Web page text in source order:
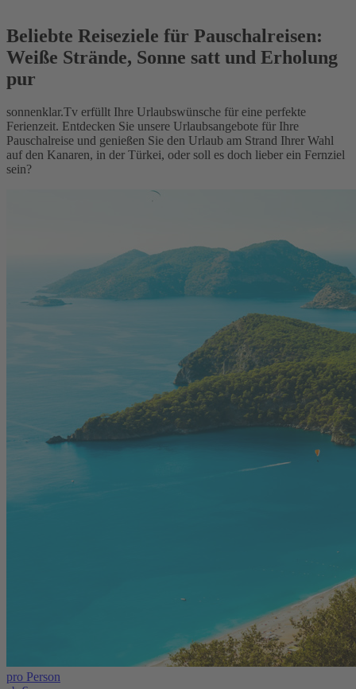
Beliebte Reiseziele für Pauschalreisen:
Weiße Strände, Sonne satt und Erholung
pur
sonnenklar.Tv erfüllt Ihre Urlaubswünsche für eine perfekte
Ferienzeit. Entdecken Sie unsere Urlaubsangebote für Ihre
Pauschalreise und genießen Sie den Urlaub am Strand Ihrer Wahl
auf den Kanaren, in der Türkei, oder soll es doch lieber ein Fernziel
sein?
pro Person